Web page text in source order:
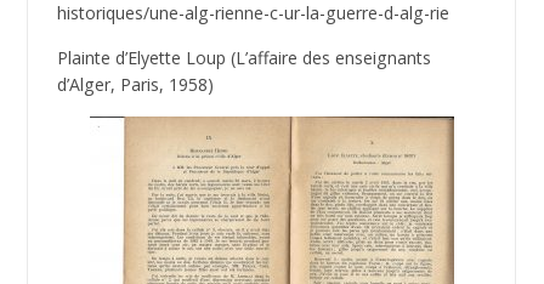
historiques/une-alg-rienne-c-ur-la-guerre-d-alg-rie
Plainte d’Elyette Loup (L’affaire des enseignants
d’Alger, Paris, 1958)